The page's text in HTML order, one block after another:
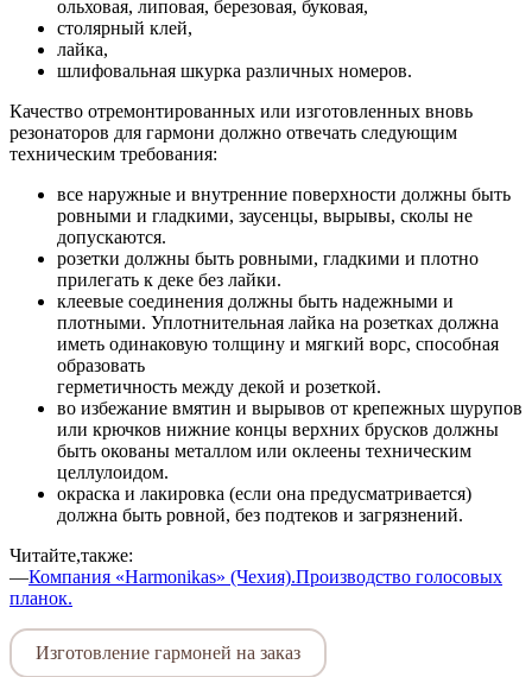
ольховая, липовая, березовая, буковая,
столярный клей,
лайка,
шлифовальная шкурка различных номеров.
Качество отремонтированных или изготовленных вновь
резонаторов для гармони должно отвечать следующим
техническим требования:
все наружные и внутренние поверхности должны быть
ровными и гладкими, заусенцы, вырывы, сколы нe
допускаются.
розетки должны быть ровными, гладкими и плотно
прилегать к деке без лайки.
клеевые соединения должны быть надежными и
плотными. Уплотнительная лайка на розетках должна
иметь одинаковую толщину и мягкий ворс, способная
образовать
герметичность между декой и розеткой.
во избежание вмятин и вырывов от крепежных шурупов
или крючков нижние концы верхних брусков должны
быть окованы металлом или оклеены техническим
целлулоидом.
окраска и лакировка (если она предусматривается)
должна быть ровной, без подтеков и загрязнений.
Читайте,также:
—Компания «Harmonikas» (Чехия).Производство голосовых
планок.
Изготовление гармоней на заказ